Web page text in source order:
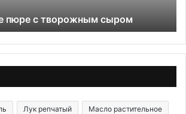
пюре с творожным сыром
Лук репчатый Масло растительное